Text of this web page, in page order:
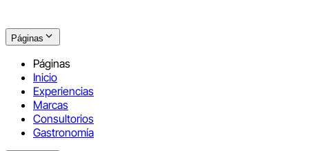
Páginas
Páginas
Inicio
Experiencias
Marcas
Consultorios
Gastronomía